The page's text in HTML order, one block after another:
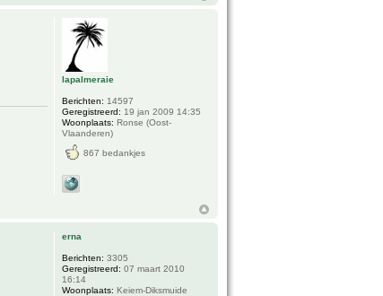
lapalmeraie
Berichten: 14597
Geregistreerd: 19 jan 2009 14:35
Woonplaats: Ronse (Oost-
Vlaanderen)
867 bedankjes
erna
Berichten: 3305
Geregistreerd: 07 maart 2010
16:14
Woonplaats: Keiem-Diksmuide